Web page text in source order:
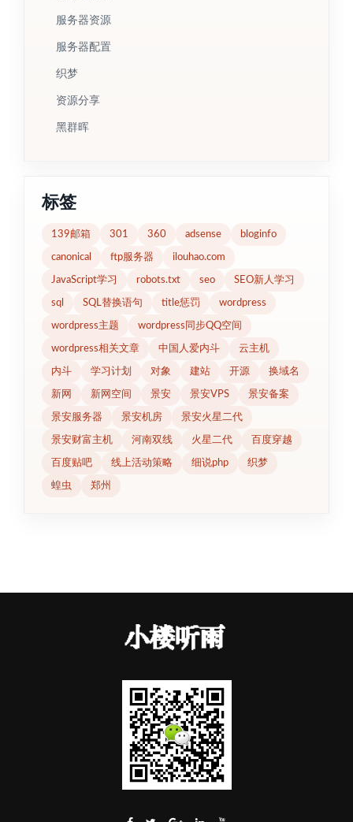
服务器资源
服务器配置
织梦
资源分享
黑群晖
标签
139邮箱 301 360 adsense bloginfo
canonical ftp服务器 ilouhao.com
JavaScript学习 robots.txt seo SEO新人学习
sql SQL替换语句 title惩罚 wordpress
wordpress主题 wordpress同步QQ空间
wordpress相关文章 中国人爱内斗 云主机
内斗 学习计划 对象 建站 开源 换域名
新网 新网空间 景安 景安VPS 景安备案
景安服务器 景安机房 景安火星二代
景安财富主机 河南双线 火星二代 百度穿越
百度贴吧 线上活动策略 细说php 织梦
蝗虫 郑州